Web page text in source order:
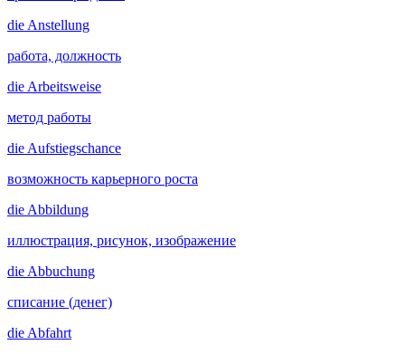
die Anstellung
работа, должность
die Arbeitsweise
метод работы
die Aufstiegschance
возможность карьерного роста
die Abbildung
иллюстрация, рисунок, изображение
die Abbuchung
списание (денег)
die Abfahrt